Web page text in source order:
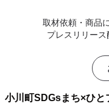
取材依頼・商品
プレスリリース
小川町SDGsまち×ひと